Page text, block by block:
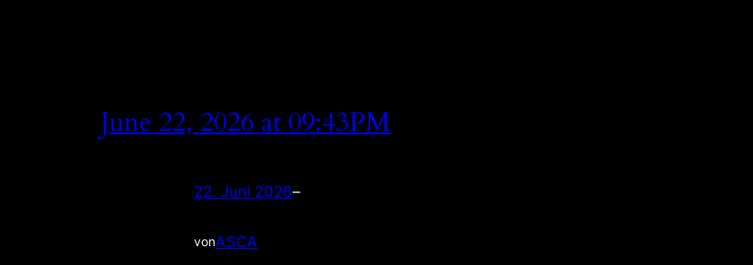
June 22, 2026 at 09:43PM
22. Juni 2026–
vonASCA